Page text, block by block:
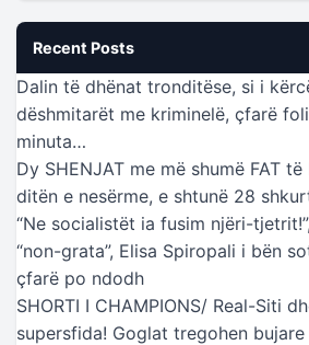
Recent Posts
Dalin të dhënat tronditëse, si i
dëshmitarët me kriminelë, çfarë
minuta…
Dy SHENJAT me më shumë FAT
ditën e nesërme, e shtunë 28
“Ne socialistët ia fusim njëri-
“non-grata”, Elisa Spiropali i bën
çfarë po ndodh
SHORTI I CHAMPIONS/ Real-Siti
supersfida! Goglat tregohen bujare